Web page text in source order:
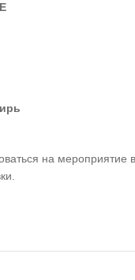
на мероприятие